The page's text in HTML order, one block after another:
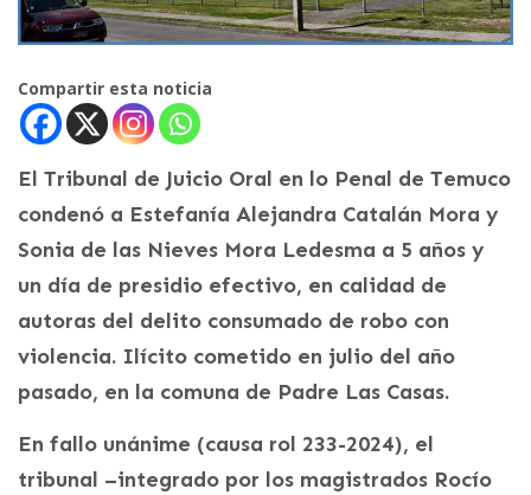
Compartir esta noticia
El Tribunal de Juicio Oral en lo Penal de Temuco
condenó a Estefanía Alejandra Catalán Mora y
Sonia de las Nieves Mora Ledesma a 5 años y
un día de presidio efectivo, en calidad de
autoras del delito consumado de robo con
violencia. Ilícito cometido en julio del año
pasado, en la comuna de Padre Las Casas.
En fallo unánime (causa rol 233-2024), el
tribunal –integrado por los magistrados Rocío